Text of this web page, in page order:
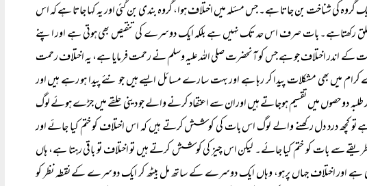
گروہ کی شناخت بن جاتا ہے۔ جس مسئلہ میں اختلاف ہوا، گروہ بندی بن گئی اور یہ کہا جاتا ہے کہ اس
رکھتاہے۔ بات صرف اس حد تک نہیں ہے بلکہ ایک دوسرے کی تنقیص بھی ہوتی ہے اور اپنے
اختلاف جو ہے جس کو آنحضرت صلی اللہ علیہ وسلم نے رحمت فرمایا ہے، یہ اختلاف رحمت
میں بھی مشکلات پیدا کر رہا ہے اور بہت سارے مسائل ایسے ہیں جو نئے پیدا ہو رہے ہیں اور
دو حصوں میں تقسیم ہوجاتے ہیں اوران سے اعتقاد کرنے والے جو دینی حلقے میں جڑے ہوئے لوگ
تو کچھ درد دل رکھنے والے لوگ اس بات کی کوشش کرتے ہیں کہ اس اختلاف کوختم کیا جائے اور
سے بات کو ختم کیا جائے۔ لیکن اس چیز کی کوشش کرتے ہیں تو اختلاف تو باقی رہتا ہے، ہاں
اور اختلاف جہاں پرہو، وہاں ایک دوسرے کے ساتھ مل بیٹھ کر ایک دوسرے کے نقطہ نظر کو